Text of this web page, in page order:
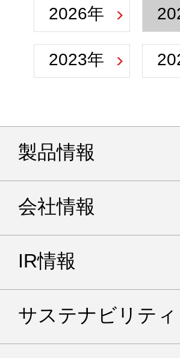
2026年
2023年
製品情報
会社情報
IR情報
サステナビリティ